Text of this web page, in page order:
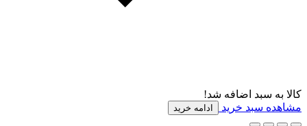
کالا به سبد اضافه شد!
مشاهده سبد خرید
ادامه خرید